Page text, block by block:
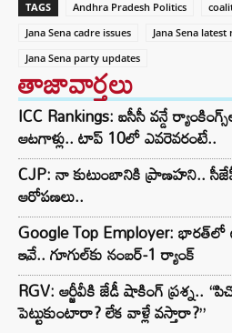
TAGS Andhra Pradesh Politics
Jana Sena cadre issues
Jana Sena latest
Jana Sena party updates
తాజావార్తలు
ICC Rankings: ఐసీసీ వన్డే
ఆటగాళ్లు.. టాప్ 10లో ఎవరెవరంటే..
CJP: నా కుటుంబానికి ప్రాణహని..
ఆరోపణలు..
Google Top Employer:
ఇవే.. గూగుల్‌కు నంబర్-1 ర్యాంక్
RGV: ఆర్జీవీకి జేడీ షాకింగ్ ప్రశ్న..
పెట్టుకుంటారా? లేక వాళ్లే వస్తారా?”